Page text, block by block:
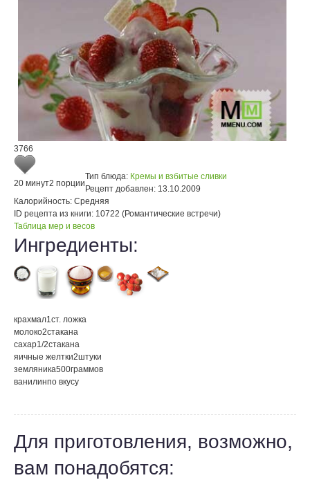
3766
20 минут2 порции
Тип блюда: Кремы и взбитые сливки
Рецепт добавлен: 13.10.2009
Калорийность: Средняя
ID рецепта из книги: 10722 (Романтические встречи)
Таблица мер и весов
Ингредиенты:
крахмал1ст. ложка
молоко2стакана
сахар1/2стакана
яичные желтки2штуки
земляника500граммов
ванилинпо вкусу
Для приготовления, возможно,
вам понадобятся: